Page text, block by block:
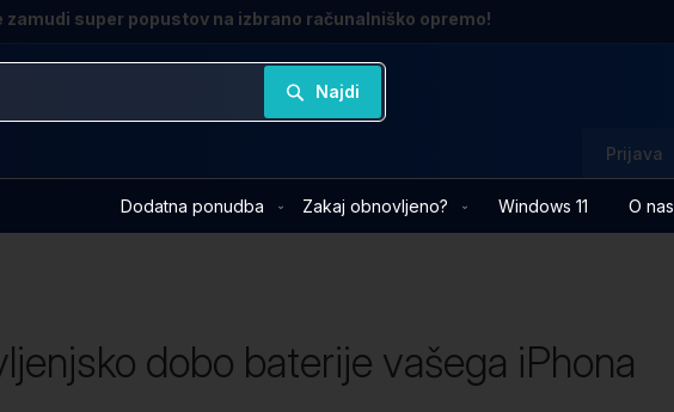
zamudi super popustov na izbrano računalniško opremo!
Najdi
Prijava
O nas
Windows 11
Zakaj obnovljeno?
Dodatna ponudba
dobo baterije vašega iPhona